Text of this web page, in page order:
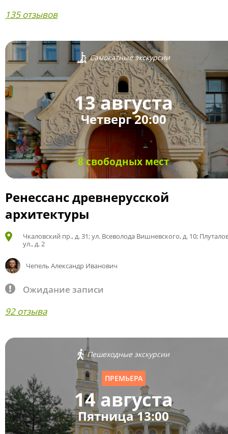
135 отзывов
Самокатные экскурсии
13 августа
Четверг 20:00
8 свободных мест
Ренессанс древнерусской
архитектуры
Чкаловский пр., д. 31; ул. Всеволода Вишневского, д. 10;
ул., д. 2
Чепель Александр Иванович
Ожидание записи
92 отзыва
Пешеходные экскурсии
ПРЕМЬЕРА
14 августа
Пятница 13:00